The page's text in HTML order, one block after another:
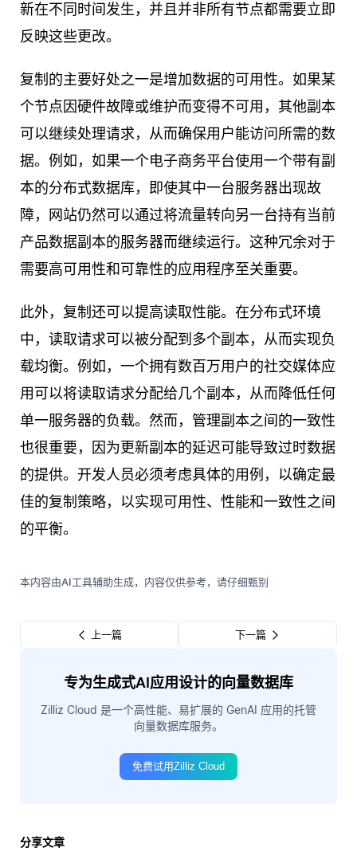
新在不同时间发生，并且并非所有节点都需要立即
反映这些更改。
复制的主要好处之一是增加数据的可用性。如果某
个节点因硬件故障或维护而变得不可用，其他副本
可以继续处理请求，从而确保用户能访问所需的数
据。例如，如果一个电子商务平台使用一个带有副
本的分布式数据库，即使其中一台服务器出现故
障，网站仍然可以通过将流量转向另一台持有当前
产品数据副本的服务器而继续运行。这种冗余对于
需要高可用性和可靠性的应用程序至关重要。
此外，复制还可以提高读取性能。在分布式环境
中，读取请求可以被分配到多个副本，从而实现负
载均衡。例如，一个拥有数百万用户的社交媒体应
用可以将读取请求分配给几个副本，从而降低任何
单一服务器的负载。然而，管理副本之间的一致性
也很重要，因为更新副本的延迟可能导致过时数据
的提供。开发人员必须考虑具体的用例，以确定最
佳的复制策略，以实现可用性、性能和一致性之间
的平衡。
本内容由AI工具辅助生成，内容仅供参考，请仔细甄别
上一篇 下一篇
专为生成式AI应用设计的向量数据库
Zilliz Cloud 是一个高性能、易扩展的 GenAI 应用的托管
向量数据库服务。
免费试用Zilliz Cloud
分享文章